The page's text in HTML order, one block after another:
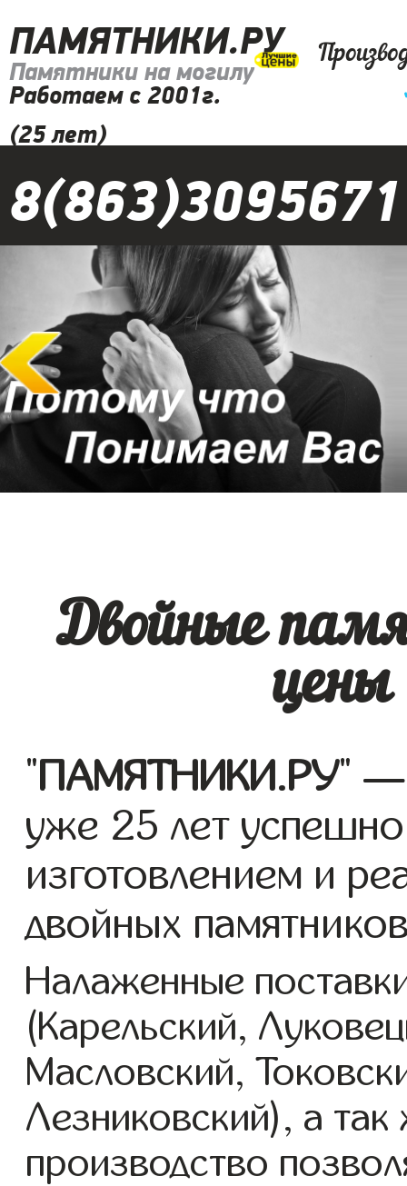
ПАМЯТНИКИ.РУ
Памятники на могилу
Работаем с 2001г.
(25 лет)
8(863)3095671
Двойные
цены
"ПАМЯТНИКИ.РУ" —
уже 25 лет
изготовлением и
двойных
Налаженные
(Карельский,
Масловский,
Лезниковский), а
производство